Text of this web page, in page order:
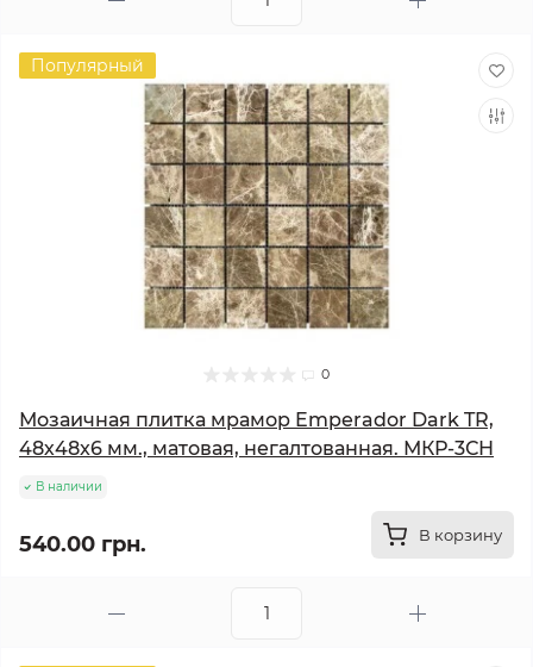
Популярный
0
Мозаичная плитка мрамор Emperador Dark TR,
48х48x6 мм., матовая, негалтованная. МКР-3СН
В наличии
540.00 грн. В корзину